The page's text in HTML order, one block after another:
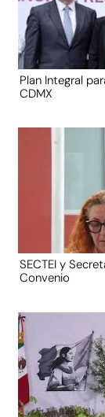
Plan Integral
CDMX
SECTEI y
Convenio